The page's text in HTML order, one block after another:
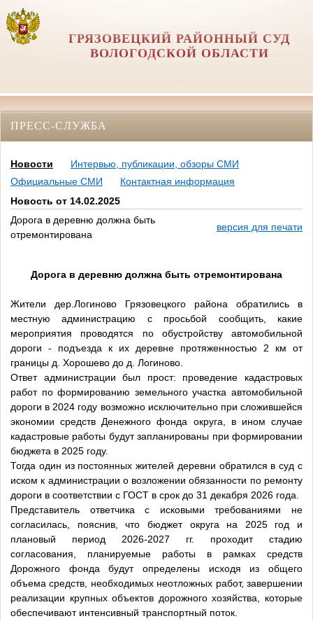
ГРЯЗОВЕЦКИЙ РАЙОННЫЙ СУД
ВОЛОГОДСКОЙ ОБЛАСТИ
ПРЕСС-СЛУЖБА
Новости
Интервью, публикации, обзоры СМИ
Официальные СМИ
Контактная информация
Новость от 14.02.2025
Дорога в деревню должна быть
отремонтирована
версия для печати
Дорога в деревню должна быть отремонтирована
Жители дер.Логиново Грязовецкого района обратились в
местную администрацию с просьбой сообщить, какие
мероприятия проводятся по обустройству автомобильной
дороги - подъезда к их деревне протяженностью 2 км от
границы д. Хорошево до д. Логиново.
Ответ администрации был прост: проведение кадастровых
работ по формированию земельного участка автомобильной
дороги в 2024 году возможно исключительно при сложившейся
экономии средств Денежного фонда округа, в ином случае
кадастровые работы будут запланированы при формировании
бюджета в 2025 году.
Тогда один из постоянных жителей деревни обратился в суд с
иском к администрации о возложении обязанности по ремонту
дороги в соответствии с ГОСТ в срок до 31 декабря 2026 года.
Представитель ответчика с исковыми требованиями не
согласилась, пояснив, что бюджет округа на 2025 год и
плановый период 2026-2027 гг. проходит стадию
согласования, планируемые работы в рамках средств
Дорожного фонда будут определены исходя из общего
объема средств, необходимых неотложных работ, завершении
реализации крупных объектов дорожного хозяйства, которые
обеспечивают интенсивный транспортный поток.